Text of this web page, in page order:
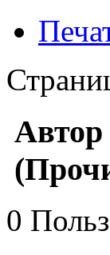
Автор
0